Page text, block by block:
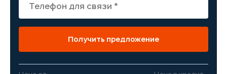
Получить предложение